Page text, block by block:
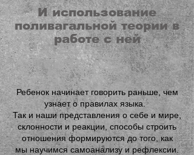
И использование
поливагальной теории в
работе с ней
Ребенок начинает говорить раньше, чем
узнает о правилах языка.
Так и наши представления о себе и мире,
склонности и реакции, способы строить
отношения формируются до того, как
мы научимся самоанализу и рефлексии.